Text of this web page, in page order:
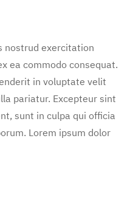
nostrud exercitation
ea commodo consequat.
in voluptate velit
pariatur. Excepteur sint
sunt in culpa qui officia
Lorem ipsum dolor